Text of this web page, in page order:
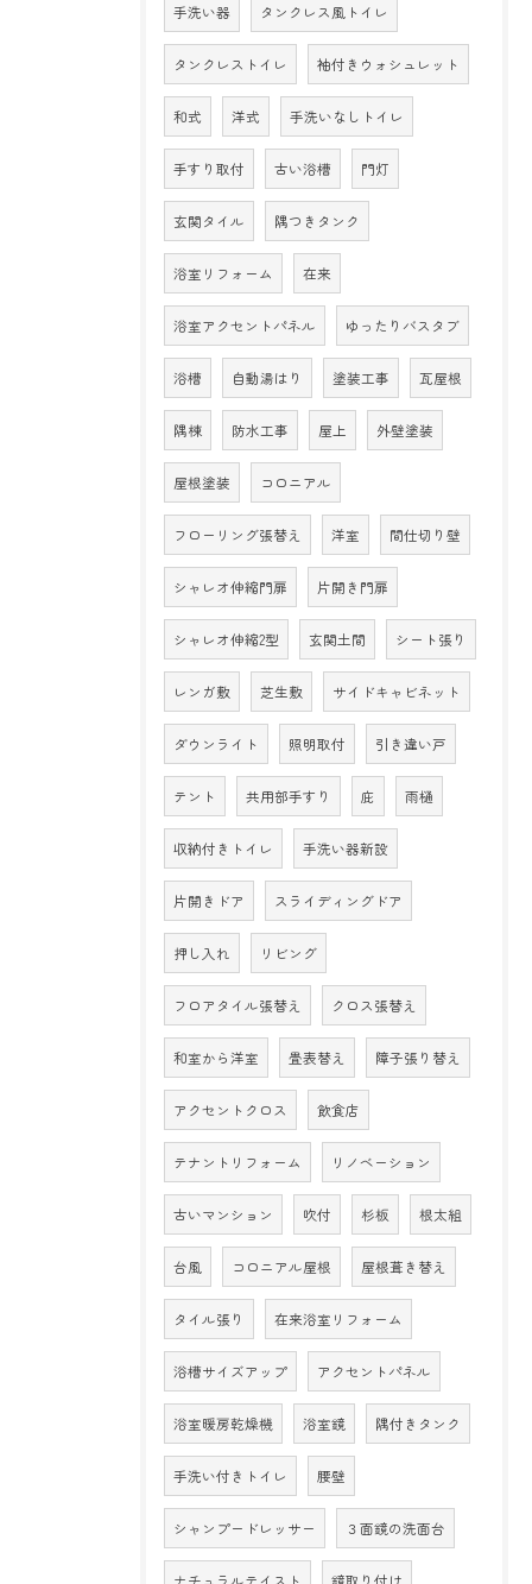
手洗い器 タンクレス風トイレ
タンクレストイレ 袖付きウォシュレット
和式 洋式 手洗いなしトイレ
手すり取付 古い浴槽 門灯
玄関タイル 隅つきタンク
浴室リフォーム 在来
浴室アクセントパネル ゆったりバスタブ
浴槽 自動湯はり 塗装工事 瓦屋根
隅棟 防水工事 屋上 外壁塗装
屋根塗装 コロニアル
フローリング張替え 洋室 間仕切り壁
シャレオ伸縮門扉 片開き門扉
シャレオ伸縮2型 玄関土間 シート張り
レンガ敷 芝生敷 サイドキャビネット
ダウンライト 照明取付 引き違い戸
テント 共用部手すり 庇 雨樋
収納付きトイレ 手洗い器新設
片開きドア スライディングドア
押し入れ リビング
フロアタイル張替え クロス張替え
和室から洋室 畳表替え 障子張り替え
アクセントクロス 飲食店
テナントリフォーム リノベーション
古いマンション 吹付 杉板 根太組
台風 コロニアル屋根 屋根葺き替え
タイル張り 在来浴室リフォーム
浴槽サイズアップ アクセントパネル
浴室暖房乾燥機 浴室鏡 隅付きタンク
手洗い付きトイレ 腰壁
シャンプードレッサー ３面鏡の洗面台